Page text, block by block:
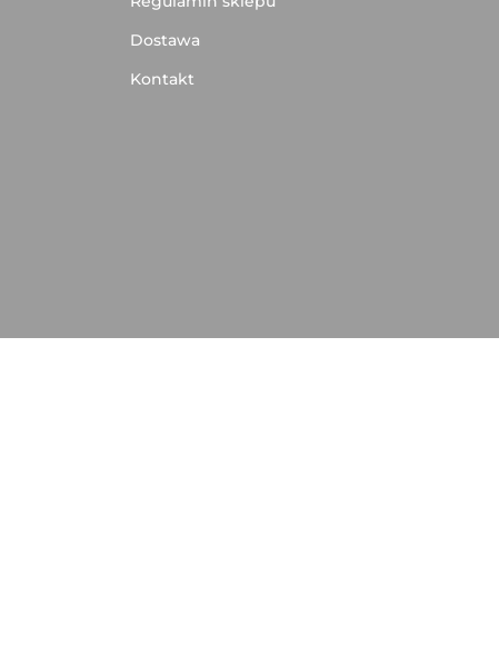
Dostawa
Kontakt